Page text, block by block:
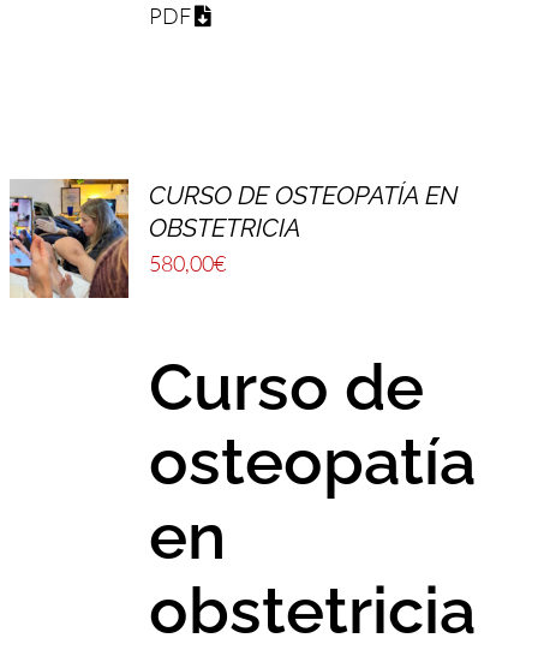
PDF
CURSO DE OSTEOPATÍA EN
OBSTETRICIA
580,00€
Curso de
osteopatía
en
obstetricia